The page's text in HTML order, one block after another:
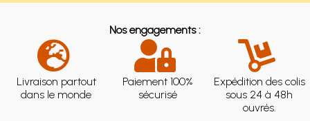
Nos engagements :
Livraison partout
dans le monde
Paiement 100%
sécurisé
Expédition des colis
sous 24 à 48h
ouvrés.